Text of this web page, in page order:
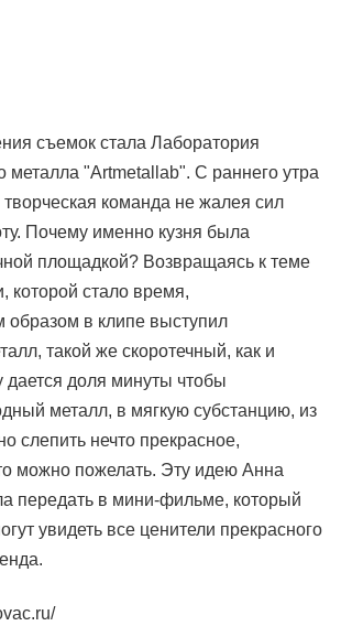
съемок стала Лаборатория
металла "Artmetallab". С раннего утра
команда не жалея сил
Почему именно кузня была
площадкой? Возвращаясь к теме
которой стало время,
образом в клипе выступил
такой же скоротечный, как и
дается доля минуты чтобы
металл, в мягкую субстанцию, из
слепить нечто прекрасное,
можно пожелать. Эту идею Анна
передать в мини-фильме, который
увидеть все ценители прекрасного